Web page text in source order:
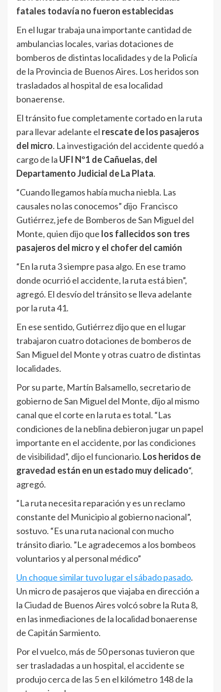
fatales todavía no fueron establecidas
En el lugar trabaja una importante cantidad de
ambulancias locales, varias dotaciones de
bomberos de distintas localidades y de la Policía
de la Provincia de Buenos Aires. Los heridos son
trasladados al hospital de esa localidad
bonaerense.
El tránsito fue completamente cortado en la ruta
para llevar adelante el rescate de los pasajeros
del micro. La investigación del accidente quedó a
cargo de la UFI Nº1 de Cañuelas, del
Departamento Judicial de La Plata.
“Cuando llegamos había mucha niebla. Las
causales no las conocemos” dijo Francisco
Gutiérrez, jefe de Bomberos de San Miguel del
Monte, quien dijo que los fallecidos son tres
pasajeros del micro y el chofer del camión
“En la ruta 3 siempre pasa algo. En ese tramo
donde ocurrió el accidente, la ruta está bien”,
agregó. El desvío del tránsito se lleva adelante
por la ruta 41.
En ese sentido, Gutiérrez dijo que en el lugar
trabajaron cuatro dotaciones de bomberos de
San Miguel del Monte y otras cuatro de distintas
localidades.
Por su parte, Martín Balsamello, secretario de
gobierno de San Miguel del Monte, dijo al mismo
canal que el corte en la ruta es total. “Las
condiciones de la neblina debieron jugar un papel
importante en el accidente, por las condiciones
de visibilidad”, dijo el funcionario. Los heridos de
gravedad están en un estado muy delicado“,
agregó.
“La ruta necesita reparación y es un reclamo
constante del Municipio al gobierno nacional”,
sostuvo. “Es una ruta nacional con mucho
tránsito diario. ”Le agradecemos a los bombeos
voluntarios y al personal médico”
Un choque similar tuvo lugar el sábado pasado.
Un micro de pasajeros que viajaba en dirección a
la Ciudad de Buenos Aires volcó sobre la Ruta 8,
en las inmediaciones de la localidad bonaerense
de Capitán Sarmiento.
Por el vuelco, más de 50 personas tuvieron que
ser trasladadas a un hospital, el accidente se
produjo cerca de las 5 en el kilómetro 148 de la